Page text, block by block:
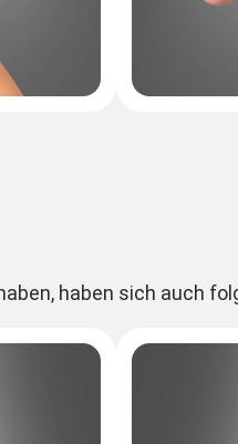
haben sich auch